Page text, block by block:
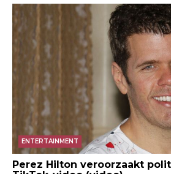
ENTERTAINMENT
Perez Hilton veroorzaakt